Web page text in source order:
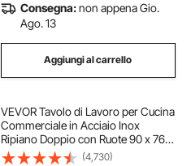
Consegna:non appena Gio.
Ago. 13
Aggiungi al carrello
VEVOR Tavolo di Lavoro per Cucina
Commerciale in Acciaio Inox
Ripiano Doppio con Ruote 90 x 76 x
82 cm, Piano di Lavoro per Cucina
(4,730)